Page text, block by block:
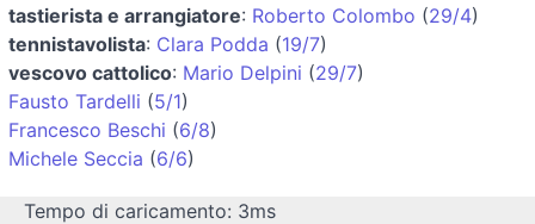
tastierista e arrangiatore: Roberto Colombo (29/4)
tennistavolista: Clara Podda (19/7)
vescovo cattolico: Mario Delpini (29/7)
Fausto Tardelli (5/1)
Francesco Beschi (6/8)
Michele Seccia (6/6)
Tempo di caricamento: 3ms